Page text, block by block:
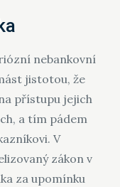
nebankovní
jistotou, že
přístupu jejich
a tím pádem
V
zákon v
za upomínku